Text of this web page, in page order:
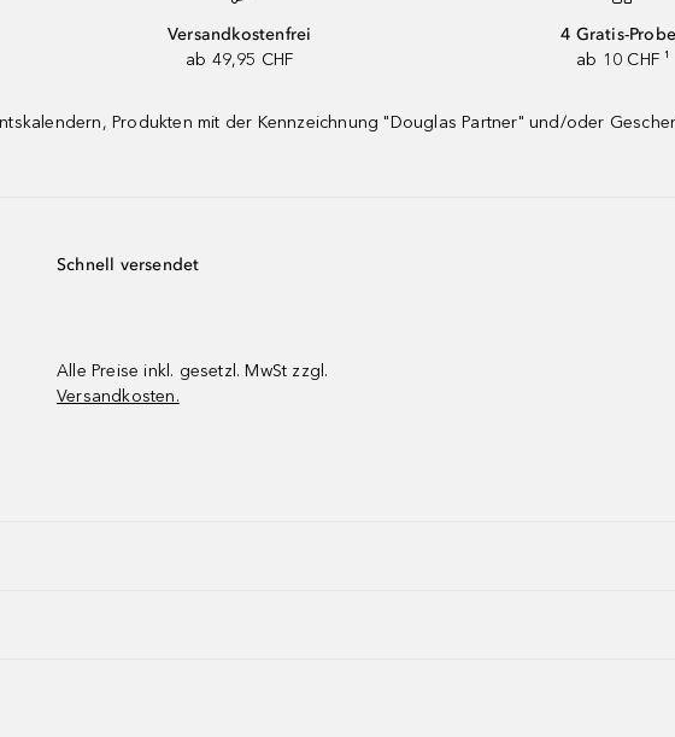
Versandkostenfrei
ab 49,95 CHF
4 Gratis-
ab 10 CHF ¹
Produkten mit der Kennzeichnung "Douglas Partner" und/oder
Schnell versendet
Alle Preise inkl. gesetzl. MwSt zzgl.
Versandkosten.